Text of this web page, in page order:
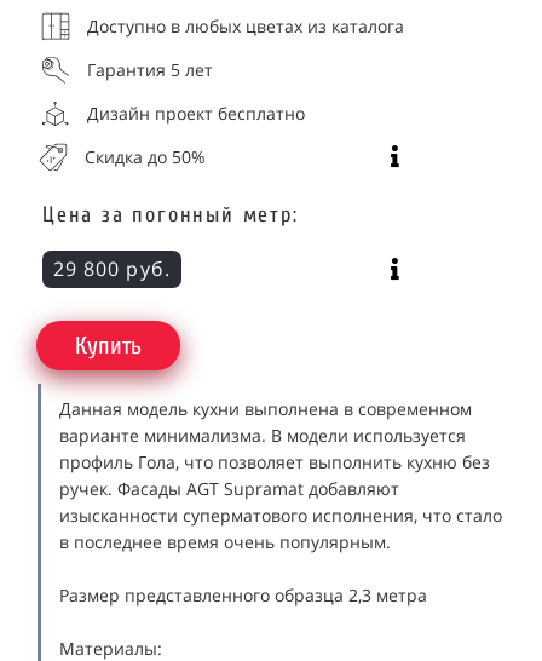
Доступно в любых цветах из каталога
Гарантия 5 лет
Дизайн проект бесплатно
Скидка до 50%
Цена за погонный метр:
29 800 руб.
Купить
Данная модель кухни выполнена в современном
варианте минимализма. В модели используется
профиль Гола, что позволяет выполнить кухню без
ручек. Фасады AGT Supramat добавляют
изысканности суперматового исполнения, что стало
в последнее время очень популярным.
Размер представленного образца 2,3 метра
Материалы: